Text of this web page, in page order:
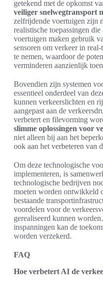
getekend met de opkomst
veiliger snelwegtransport
zelfrijdende voertuigen zijn
realistische toepassingen
voertuigen maken gebruik
sensoren om verkeer in
te nemen, waardoor de
verminderen aanzienlijk
Bovendien zijn systemen
essentieel onderdeel van
kunnen verkeerslichten en
aangepast aan de
verbetert en filevorming
slimme oplossingen voor
niet alleen bij aan het
ook aan het verbeteren van
Om deze technologische
implementeren, is
technologische bedrijven
moeten worden ontwikkeld
bestaande
voordelen voor de
gerealiseerd kunnen
inspanningen kan de
worden verzekerd.
FAQ
Hoe verbetert AI de